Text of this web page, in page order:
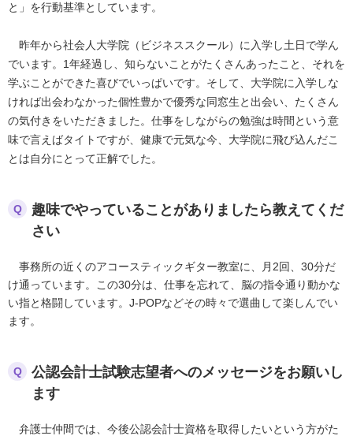
と」を行動基準としています。
昨年から社会人大学院（ビジネススクール）に入学し土日で学ん
でいます。1年経過し、知らないことがたくさんあったこと、それを
学ぶことができた喜びでいっぱいです。そして、大学院に入学しな
ければ出会わなかった個性豊かで優秀な同窓生と出会い、たくさん
の気付きをいただきました。仕事をしながらの勉強は時間という意
味で言えばタイトですが、健康で元気な今、大学院に飛び込んだこ
とは自分にとって正解でした。
Q
趣味でやっていることがありましたら教えてくだ
さい
事務所の近くのアコースティックギター教室に、月2回、30分だ
け通っています。この30分は、仕事を忘れて、脳の指令通り動かな
い指と格闘しています。J-POPなどその時々で選曲して楽しんでい
ます。
Q
公認会計士試験志望者へのメッセージをお願いし
ます
弁護士仲間では、今後公認会計士資格を取得したいという方がた